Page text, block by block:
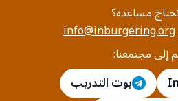
مساعدة؟
info@inburgering.org
إلى مجتمعنا:
بوت التدريب